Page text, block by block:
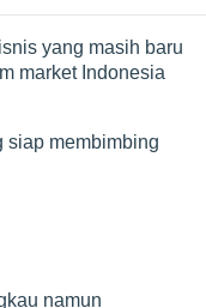
yang masih baru
market Indonesia
siap membimbing
namun